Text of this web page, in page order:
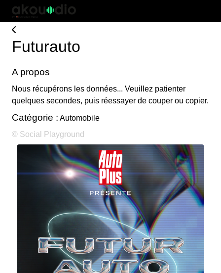
Futurauto
A propos
Nous récupérons les données... Veuillez patienter
quelques secondes, puis réessayer de couper ou copier.
Catégorie : Automobile
© Social Playground